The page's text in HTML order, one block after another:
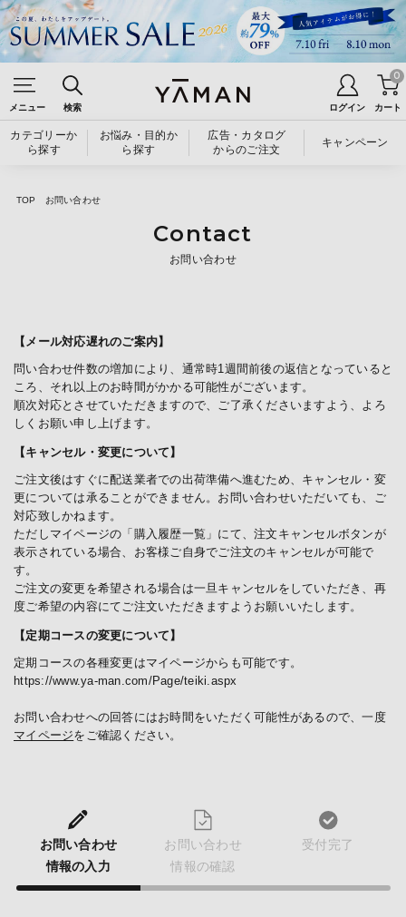
メニュー 検索 ログイン カート
0
カテゴリーか
ら探す
お悩み・目的か
ら探す
広告・カタログ
からのご注文
キャンペーン
TOP お問い合わせ
Contact
お問い合わせ
【メール対応遅れのご案内】
問い合わせ件数の増加により、通常時1週間前後の返信となっていると
ころ、それ以上のお時間がかかる可能性がございます。
順次対応とさせていただきますので、ご了承くださいますよう、よろ
しくお願い申し上げます。
【キャンセル・変更について】
ご注文後はすぐに配送業者での出荷準備へ進むため、キャンセル・変
更については承ることができません。お問い合わせいただいても、ご
対応致しかねます。
ただしマイページの「購入履歴一覧」にて、注文キャンセルボタンが
表示されている場合、お客様ご自身でご注文のキャンセルが可能で
す。
ご注文の変更を希望される場合は一旦キャンセルをしていただき、再
度ご希望の内容にてご注文いただきますようお願いいたします。
【定期コースの変更について】
定期コースの各種変更はマイページからも可能です。
https://www.ya-man.com/Page/teiki.aspx
お問い合わせへの回答にはお時間をいただく可能性があるので、一度
マイページをご確認ください。
お問い合わせ
情報の入力
お問い合わせ
情報の確認
受付完了